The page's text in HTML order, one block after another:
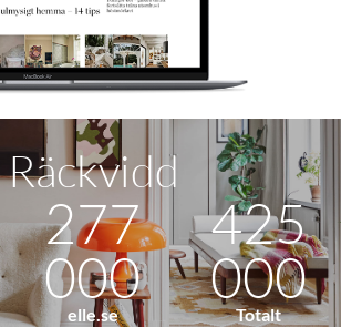
Räckvidd
elle.se
277
000
Totalt
425
000